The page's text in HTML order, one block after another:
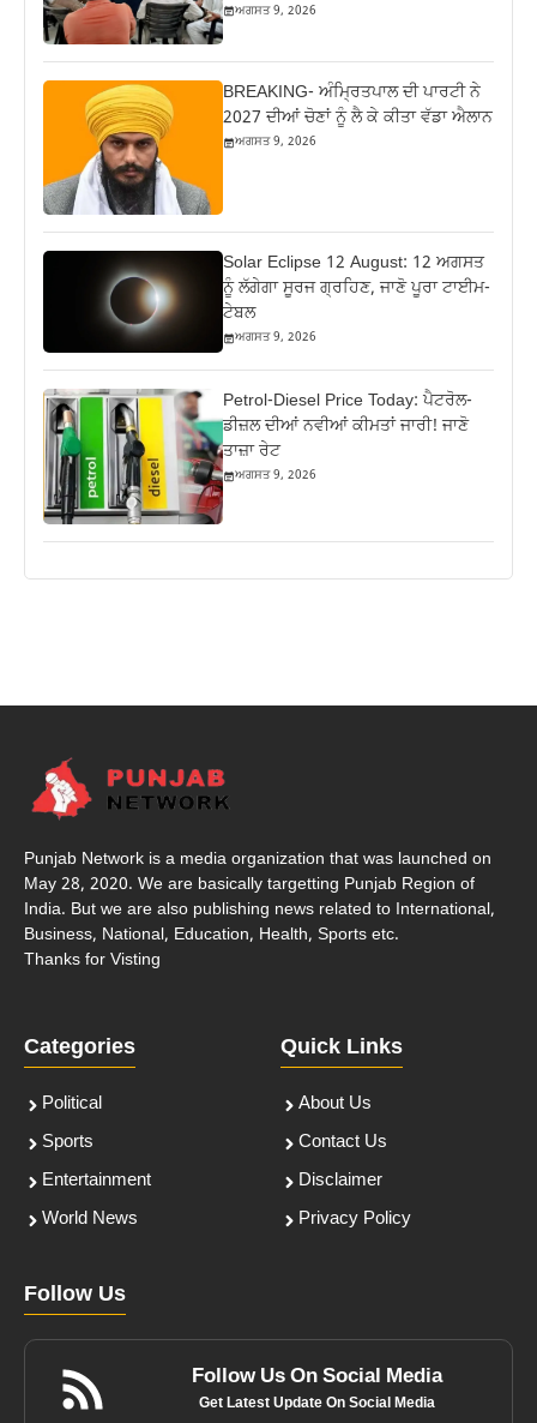
ਅਗਸਤ 9, 2026
BREAKING- ਅੰਮ੍ਰਿਤਪਾਲ ਦੀ ਪਾਰਟੀ ਨੇ
2027 ਦੀਆਂ ਚੋਣਾਂ ਨੂੰ ਲੈ ਕੇ ਕੀਤਾ ਵੱਡਾ ਐਲਾਨ
ਅਗਸਤ 9, 2026
Solar Eclipse 12 August: 12 ਅਗਸਤ
ਨੂੰ ਲੱਗੇਗਾ ਸੂਰਜ ਗ੍ਰਹਿਣ, ਜਾਣੋ ਪੂਰਾ ਟਾਈਮ-
ਟੇਬਲ
ਅਗਸਤ 9, 2026
Petrol-Diesel Price Today: ਪੈਟਰੋਲ-
ਡੀਜ਼ਲ ਦੀਆਂ ਨਵੀਆਂ ਕੀਮਤਾਂ ਜਾਰੀ! ਜਾਣੋ
ਤਾਜ਼ਾ ਰੇਟ
ਅਗਸਤ 9, 2026
Punjab Network is a media organization that was launched on
May 28, 2020. We are basically targetting Punjab Region of
India. But we are also publishing news related to International,
Business, National, Education, Health, Sports etc.
Thanks for Visting
Categories
Political
Sports
Entertainment
World News
Quick Links
About Us
Contact Us
Disclaimer
Privacy Policy
Follow Us
Follow Us On Social Media
Get Latest Update On Social Media